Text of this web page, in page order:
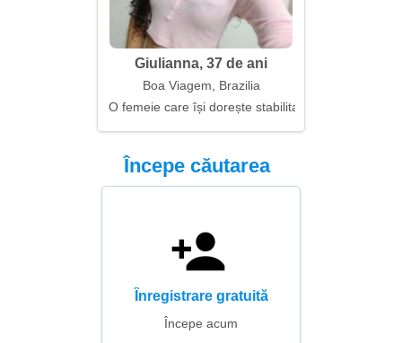
Giulianna, 37 de ani
Boa Viagem, Brazilia
O femeie care își dorește stabilitate și iubire
Începe căutarea
Înregistrare gratuită
Începe acum